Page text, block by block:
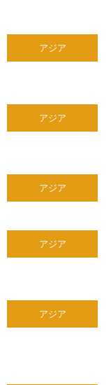
アジア
アジア
アジア
アジア
アジア